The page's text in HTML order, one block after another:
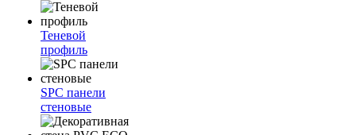
Теневой
профиль
SPC панели
стеновые